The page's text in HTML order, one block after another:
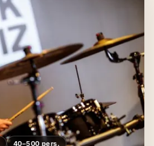
40–500 pers.